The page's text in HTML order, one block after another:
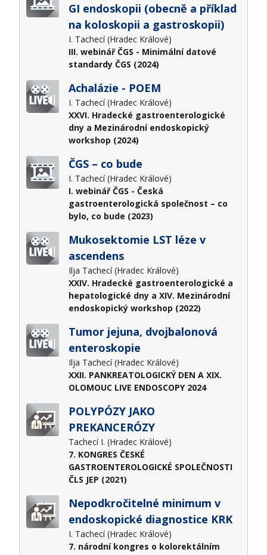
GI endoskopii (obecně a příklad
na koloskopii a gastroskopii)
I. Tachecí (Hradec Králové)
III. webinář ČGS - Minimální datové
standardy ČGS (2024)
Achalázie - POEM
I. Tachecí (Hradec Králové)
XXVI. Hradecké gastroenterologické
dny a Mezinárodní endoskopický
workshop (2024)
ČGS – co bude
I. Tachecí (Hradec Králové)
I. webinář ČGS - Česká
gastroenterologická společnost – co
bylo, co bude (2023)
Mukosektomie LST léze v
ascendens
Ilja Tachecí (Hradec Králové)
XXIV. Hradecké gastroenterologické a
hepatologické dny a XIV. Mezinárodní
endoskopický workshop (2022)
Tumor jejuna, dvojbalonová
enteroskopie
Ilja Tachecí (Hradec Králové)
XXII. PANKREATOLOGICKÝ DEN A XIX.
OLOMOUC LIVE ENDOSCOPY 2024
POLYPÓZY JAKO
PREKANCERÓZY
Tachecí I. (Hradec Králové)
7. KONGRES ČESKÉ
GASTROENTEROLOGICKÉ SPOLEČNOSTI
ČLS JEP (2021)
Nepodkročitelné minimum v
endoskopické diagnostice KRK
I. Tachecí (Hradec Králové)
7. národní kongres o kolorektálním